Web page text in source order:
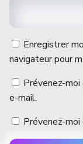
Enregistrer
navigateur pour
Prévenez-
e-mail.
Prévenez-